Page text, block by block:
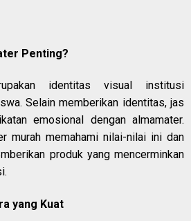
Penting?
identitas visual institusi
Selain memberikan identitas, jas
emosional dengan almamater.
murah memahami nilai-nilai ini dan
produk yang mencerminkan
yang Kuat